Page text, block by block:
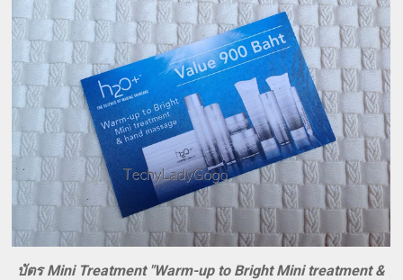
บัตร Mini Treatment "Warm-up to Bright Mini treatment &